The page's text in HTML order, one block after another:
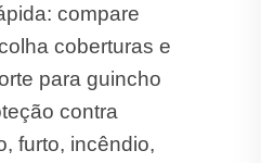
compare
coberturas e
para guincho
contra
furto, incêndio,